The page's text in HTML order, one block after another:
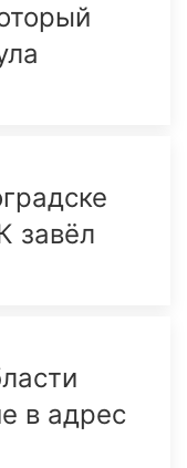
завёл
в адрес